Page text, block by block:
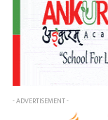
- ADVERTISEMENT -